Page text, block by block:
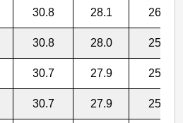
30.8 28.1 26.0
30.8 28.0 25.9
30.7 27.9 25.9
30.7 27.9 25.9